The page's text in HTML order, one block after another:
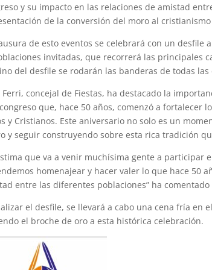
y su impacto en las relaciones de amistad
de la conversión del moro al
de esto eventos se celebrará con un
invitadas, que recorrerá las principales
del desfile se rodarán las banderas de todas las
Ferri, concejal de Fiestas, ha destacado la
que, hace 50 años, comenzó a fortalecer
y Cristianos. Este aniversario no solo es un
y seguir construyendo sobre esta rica tradición
que va a venir muchísima gente a
homenajear y hacer valer lo que hace 50
entre las diferentes poblaciones” ha comentado
el desfile, se llevará a cabo una cena fría en
el broche de oro a esta histórica celebración.